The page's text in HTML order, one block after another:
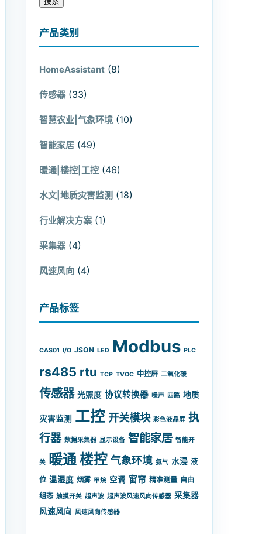
产品类别
HomeAssistant (8)
传感器 (33)
智慧农业|气象环境 (10)
智能家居 (49)
暖通|楼控|工控 (46)
水文|地质灾害监测 (18)
行业解决方案 (1)
采集器 (4)
风速风向 (4)
产品标签
CAS01 I/O JSON LED Modbus PLC
rs485 rtu TCP TVOC 中控屏 二氧化碳
传感器 光照度 协议转换器 噪声 四路 地质
灾害监测 工控 开关模块 彩色液晶屏 执
行器 数据采集器 显示设备 智能家居 智能开
关 暖通楼控 气象环境 氨气 水浸 液
位 温湿度 烟雾 甲烷 空调 窗帘 精准测量 自由
组态 触摸开关 超声波 超声波风速风向传感器 采集器
风速风向 风速风向传感器